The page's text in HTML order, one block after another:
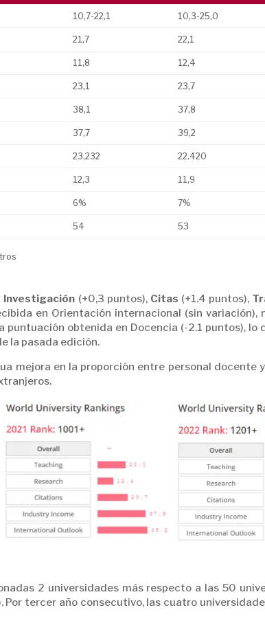
10,7-22,1 10,3-25,0
21,7 22,1
11,8 12,4
23,1 23,7
38,1 37,8
37,7 39,2
23.232 22.420
12,3 11,9
6% 7%
54 53
Investigación (+0,3 puntos), Citas (+1.4 puntos),
en Orientación internacional (sin variación),
puntuación obtenida en Docencia (-2.1 puntos), lo
la pasada edición.
mejora en la proporción entre personal docente
2 universidades más respecto a las 50
tercer año consecutivo, las cuatro